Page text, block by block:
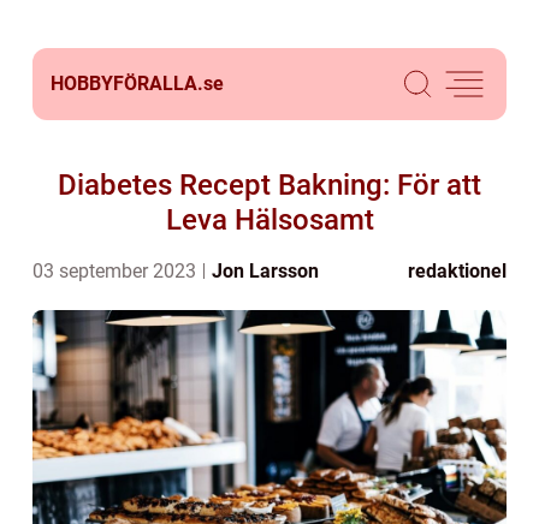
HOBBYFÖRALLA.se
Diabetes Recept Bakning: För att
Leva Hälsosamt
03 september 2023 Jon Larsson redaktionel